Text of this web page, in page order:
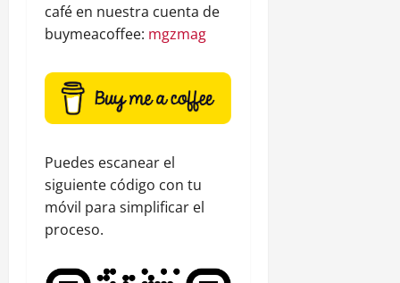
café en nuestra cuenta de
buymeacoffee: mgzmag
Puedes escanear el
siguiente código con tu
móvil para simplificar el
proceso.